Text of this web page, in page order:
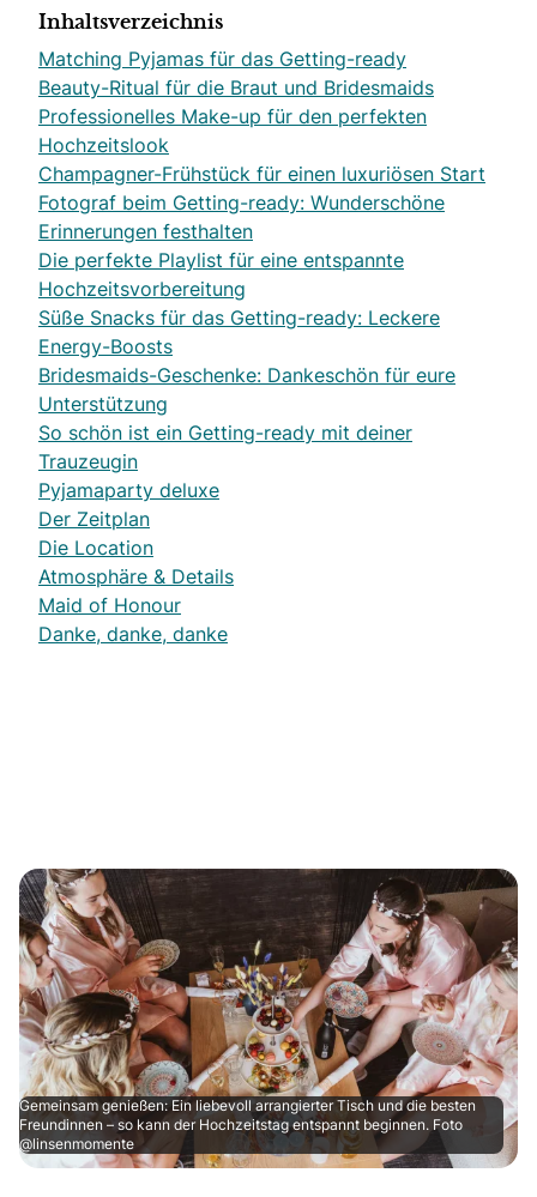
Inhaltsverzeichnis
Matching Pyjamas für das Getting-ready
Beauty-Ritual für die Braut und Bridesmaids
Professionelles Make-up für den perfekten
Hochzeitslook
Champagner-Frühstück für einen luxuriösen Start
Fotograf beim Getting-ready: Wunderschöne
Erinnerungen festhalten
Die perfekte Playlist für eine entspannte
Hochzeitsvorbereitung
Süße Snacks für das Getting-ready: Leckere
Energy-Boosts
Bridesmaids-Geschenke: Dankeschön für eure
Unterstützung
So schön ist ein Getting-ready mit deiner
Trauzeugin
Pyjamaparty deluxe
Der Zeitplan
Die Location
Atmosphäre & Details
Maid of Honour
Danke, danke, danke
Gemeinsam genießen: Ein liebevoll arrangierter Tisch und die besten
Freundinnen – so kann der Hochzeitstag entspannt beginnen. Foto
@linsenmomente